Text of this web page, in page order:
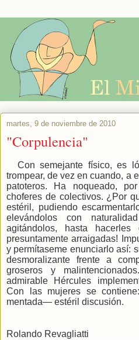
martes, 9 de noviembre de 2010
"Corpulencia"
Con semejante físico, es
trompear, de vez en cuando, a
patoteros. Ha noqueado,
choferes de colectivos. ¿Por
estéril, pudiendo
elevándolos con
agitándolos, hasta hacerles
presuntamente arraigadas!
y permítaseme enunciarlo así:
desmoralizante frente a
groseros y
admirable Hércules
Con las mujeres se
mentada— estéril discusión.
Rolando Revagliatti